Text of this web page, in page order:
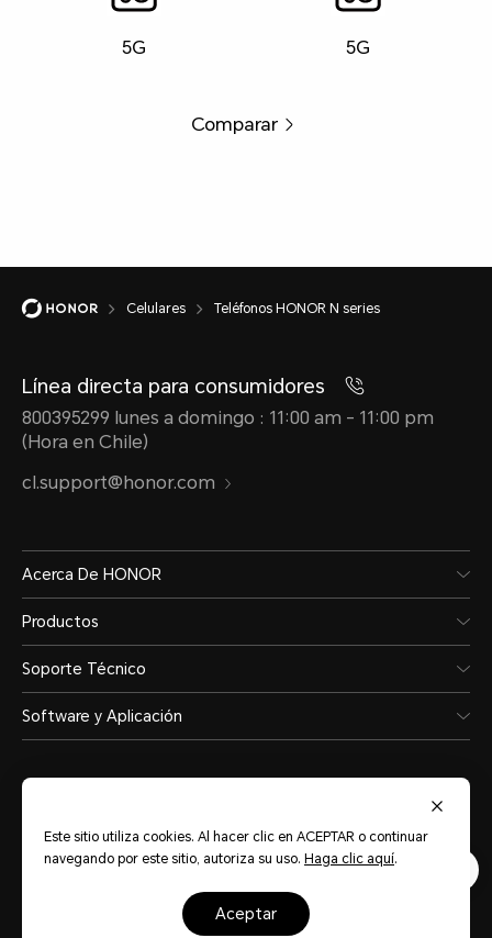
5G 5G
Comparar
Celulares Teléfonos HONOR N series
Línea directa para consumidores
800395299 lunes a domingo : 11:00 am - 11:00 pm
(Hora en Chile)
cl.support@honor.com
Acerca De HONOR
Productos
Soporte Técnico
Software y Aplicación
Chile (Español)
Términos de Uso Cookies
Este sitio utiliza cookies. Al hacer clic en ACEPTAR o continuar
navegando por este sitio, autoriza su uso. Haga clic aquí.
aceptar